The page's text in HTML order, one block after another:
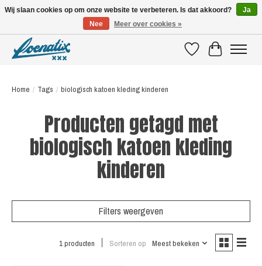
VerlanglijstWinkelwagen
Home / Tags / biologisch katoen kleding kinderen
Producten getagd met
biologisch katoen kleding
kinderen
Filters weergeven
1 producten Sorteren op Meest bekeken
Wij slaan cookies op om onze website te verbeteren. Is dat akkoord?
Ja
Nee
Meer over cookies »